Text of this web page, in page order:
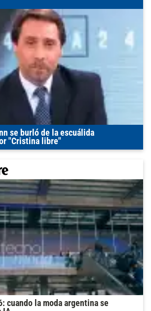
se burló de la escuálida
"Cristina libre"
cuando la moda argentina se